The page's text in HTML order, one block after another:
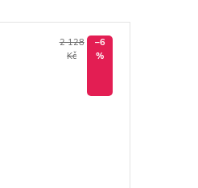
2 128
Kč
–6
%